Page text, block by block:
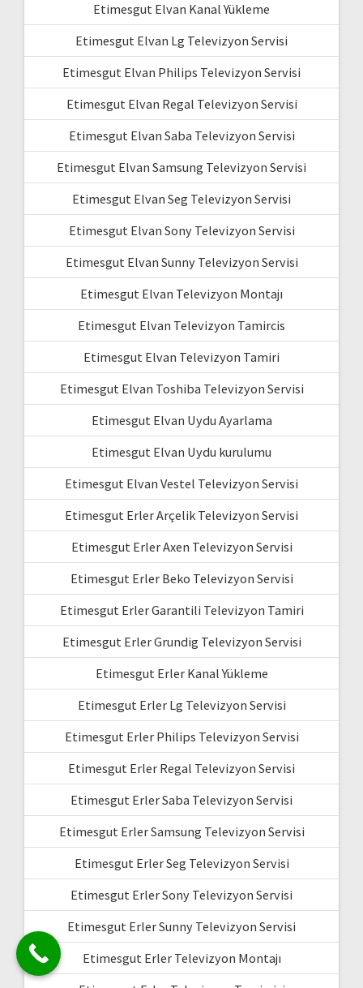
Etimesgut Elvan Kanal Yükleme
Etimesgut Elvan Lg Televizyon Servisi
Etimesgut Elvan Philips Televizyon Servisi
Etimesgut Elvan Regal Televizyon Servisi
Etimesgut Elvan Saba Televizyon Servisi
Etimesgut Elvan Samsung Televizyon Servisi
Etimesgut Elvan Seg Televizyon Servisi
Etimesgut Elvan Sony Televizyon Servisi
Etimesgut Elvan Sunny Televizyon Servisi
Etimesgut Elvan Televizyon Montajı
Etimesgut Elvan Televizyon Tamircis
Etimesgut Elvan Televizyon Tamiri
Etimesgut Elvan Toshiba Televizyon Servisi
Etimesgut Elvan Uydu Ayarlama
Etimesgut Elvan Uydu kurulumu
Etimesgut Elvan Vestel Televizyon Servisi
Etimesgut Erler Arçelik Televizyon Servisi
Etimesgut Erler Axen Televizyon Servisi
Etimesgut Erler Beko Televizyon Servisi
Etimesgut Erler Garantili Televizyon Tamiri
Etimesgut Erler Grundig Televizyon Servisi
Etimesgut Erler Kanal Yükleme
Etimesgut Erler Lg Televizyon Servisi
Etimesgut Erler Philips Televizyon Servisi
Etimesgut Erler Regal Televizyon Servisi
Etimesgut Erler Saba Televizyon Servisi
Etimesgut Erler Samsung Televizyon Servisi
Etimesgut Erler Seg Televizyon Servisi
Etimesgut Erler Sony Televizyon Servisi
Etimesgut Erler Sunny Televizyon Servisi
Etimesgut Erler Televizyon Montajı